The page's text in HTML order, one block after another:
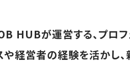
HUBが運営する、プロ
や経営者の経験を活かし